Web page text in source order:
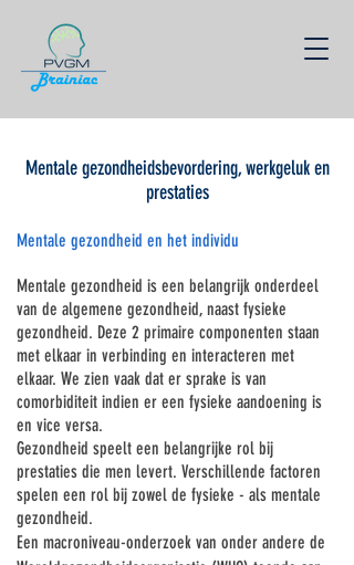
Mentale gezondheidsbevordering, werkgeluk en
prestaties
Mentale gezondheid en het individu
Mentale gezondheid is een belangrijk onderdeel
van de algemene gezondheid, naast fysieke
gezondheid. Deze 2 primaire componenten staan
met elkaar in verbinding en interacteren met
elkaar. We zien vaak dat er sprake is van
comorbiditeit indien er een fysieke aandoening is
en vice versa.
Gezondheid speelt een belangrijke rol bij
prestaties die men levert. Verschillende factoren
spelen een rol bij zowel de fysieke - als mentale
gezondheid.
Een macroniveau-onderzoek van onder andere de